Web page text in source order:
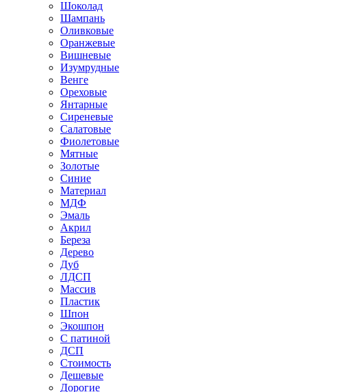
Шоколад
Шампань
Оливковые
Оранжевые
Вишневые
Изумрудные
Венге
Ореховые
Янтарные
Сиреневые
Салатовые
Фиолетовые
Мятные
Золотые
Синие
Материал
МДФ
Эмаль
Акрил
Береза
Дерево
Дуб
ЛДСП
Массив
Пластик
Шпон
Экошпон
С патиной
ДСП
Стоимость
Дешевые
Дорогие